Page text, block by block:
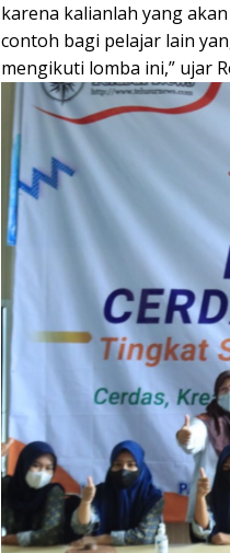
karena kalianlah yang
contoh bagi pelajar lain
mengikuti lomba ini,” ujar